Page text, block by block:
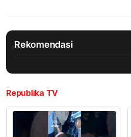
Rekomendasi
Republika TV